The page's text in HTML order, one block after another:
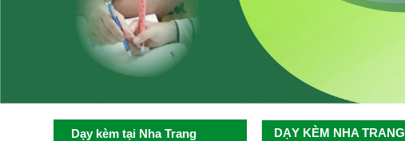
DẠY KÈM NHA TRANG
Dạy kèm tại Nha Trang